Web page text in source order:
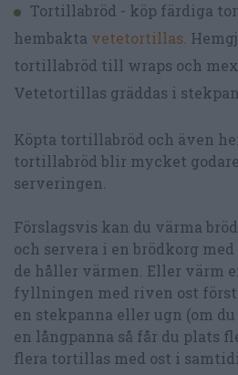
Tortillabröd - köp färdiga
hembakta vetetortillas.
tortillabröd till wraps och
Vetetortillas gräddas i
Köpta tortillabröd och även
tortillabröd blir mycket
serveringen.
Förslagsvis kan du värma
och servera i en brödkorg
de håller värmen. Eller värm
fyllningen med riven ost
en stekpanna eller ugn (om
en långpanna så får du plats
flera tortillas med ost i